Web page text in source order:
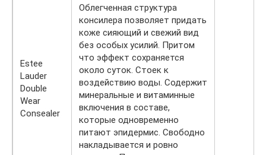
Estee
Lauder
Double
Wear
Consealer
Облегченная структура
консилера позволяет придать
коже сияющий и свежий вид
без особых усилий. Притом
что эффект сохраняется
около суток. Стоек к
воздействию воды. Содержит
минеральные и витаминные
включения в составе,
которые одновременно
питают эпидермис. Свободно
накладывается и ровно